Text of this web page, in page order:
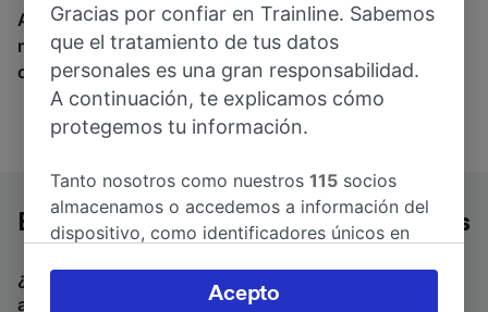
A donde quiera que vayas, tu viaje empieza con
nosotros. Encuentra billetes de más de 170
compañías de tren y autobús.
Besançon Mouillère a París en autobús
¿Estás buscando un billete de vuelta para volver en
autobús? Visita
autobuses de París a Besançon
Gracias por confiar en Trainline. Sabemos
que el tratamiento de tus datos
personales es una gran responsabilidad.
A continuación, te explicamos cómo
protegemos tu información.
Tanto nosotros como nuestros115 socios
almacenamos o accedemos a información del
dispositivo, como identificadores únicos en
Puedes aceptar o administrar tus preferencias
Acepto